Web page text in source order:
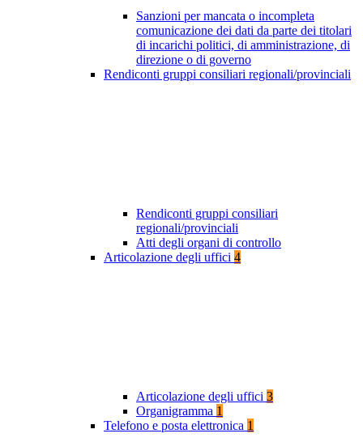
Sanzioni per mancata o incompleta
comunicazione dei dati da parte dei titolari
di incarichi politici, di amministrazione, di
direzione o di governo
Rendiconti gruppi consiliari regionali/provinciali
Rendiconti gruppi consiliari
regionali/provinciali
Atti degli organi di controllo
Articolazione degli uffici 4
Articolazione degli uffici 3
Organigramma 1
Telefono e posta elettronica 1